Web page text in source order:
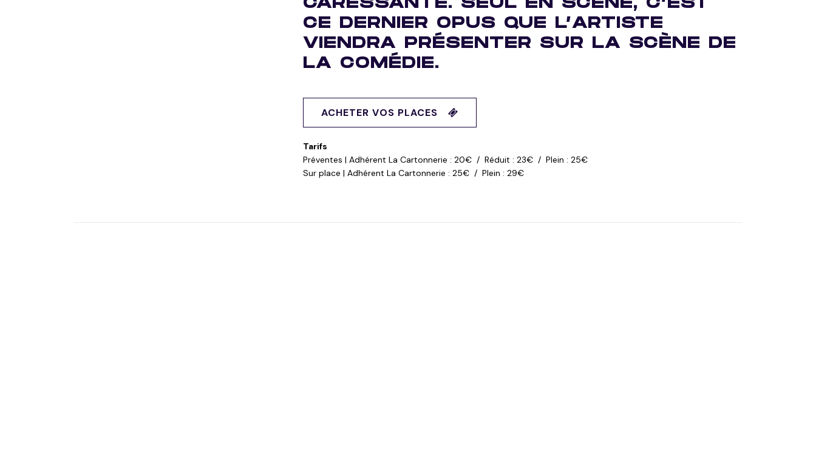
CE DERNIER OPUS QUE L’ARTISTE
VIENDRA PRÉSENTER SUR LA SCÈNE DE
LA COMÉDIE.
ACHETER VOS PLACES
Tarifs
Préventes | Adhérent La Cartonnerie : 20€ / Réduit : 23€ / Plein : 25€
Sur place | Adhérent La Cartonnerie : 25€ / Plein : 29€